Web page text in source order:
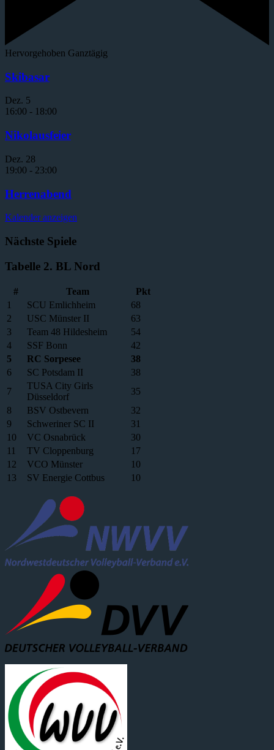
Hervorgehoben Ganztägig
Skibasar
Dez. 5
16:00 - 18:00
Nikolausfeier
Dez. 28
19:00 - 23:00
Herrenabend
Kalender anzeigen
Nächste Spiele
Tabelle 2. BL Nord
# Team
Pkt
1
SCU Emlichheim
68
2
USC Münster II
63
3
Team 48 Hildesheim
54
4
SSF Bonn
42
5
RC Sorpesee
38
6
SC Potsdam II
38
7
TUSA City Girls
Düsseldorf
35
8
BSV Ostbevern
32
9
Schweriner SC II
31
10
VC Osnabrück
30
11
TV Cloppenburg
17
12
VCO Münster
10
13
SV Energie Cottbus 10